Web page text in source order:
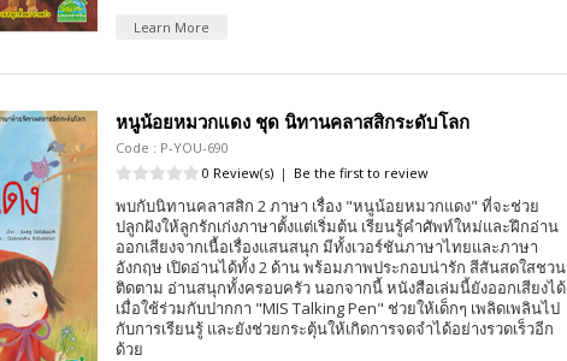
Learn More
หนูน้อยหมวกแดง ชุด นิทานคลาสสิกระดับโลก
Code : P-YOU-690
0 Review(s) | Be the first to review
พบกับนิทานคลาสสิก 2 ภาษา เรื่อง "หนูน้อยหมวกแดง" ที่จะช่วย
ปลูกฝังให้ลูกรักเก่งภาษาตั้งแต่เริ่มต้น เรียนรู้คำศัพท์ใหม่และฝึกอ่าน
ออกเสียงจากเนื้อเรื่องแสนสนุก มีทั้งเวอร์ชันภาษาไทยและภาษา
อังกฤษ เปิดอ่านได้ทั้ง 2 ด้าน พร้อมภาพประกอบน่ารัก สีสันสดใสชวน
ติดตาม อ่านสนุกทั้งครอบครัว นอกจากนี้ หนังสือเล่มนี้ยังออกเสียงได้
เมื่อใช้ร่วมกับปากกา "MIS Talking Pen" ช่วยให้เด็กๆ เพลิดเพลินไป
กับการเรียนรู้ และยังช่วยกระตุ้นให้เกิดการจดจำได้อย่างรวดเร็วอีก
ด้วย